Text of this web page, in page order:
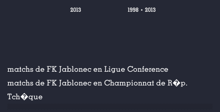
2013 1998 • 2013
matchs de FK Jablonec en Ligue Conference
matchs de FK Jablonec en Championnat de R�p.
Tch�que